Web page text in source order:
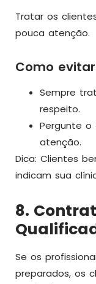
Tratar os
pouca atenção.
Como
Sempre
respeito.
Pergunte
atenção.
Dica: Clientes
indicam sua
8.
Se os
preparados, os